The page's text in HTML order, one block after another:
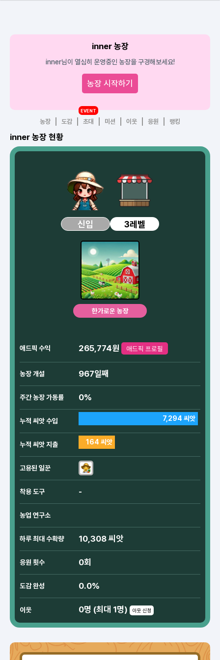
inner 농장
inner님이 열심히 운영중인 농장을 구경해보세요!
농장 시작하기
농장 도감 초대
EVENT
미션 이웃 응원 랭킹
inner 농장 현황
신입 3레벨
한가로운 농장
애드픽 수익 265,774원 애드픽 프로필
농장 개설 967일째
주간 농장 가동률 0%
누적 씨앗 수입 7,294 씨앗
누적 씨앗 지출 164 씨앗
고용된 일꾼
착용 도구 -
농업 연구소
하루 최대 수확량 10,308 씨앗
응원 횟수 0회
도감 완성 0.0%
이웃 0명 (최대 1명) 이웃 신청